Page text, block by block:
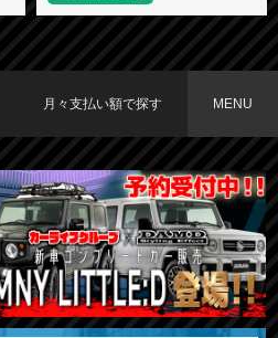
探す
で探す
月々支払い額で探す
〜19,999円
20,000円〜29,999円
30,000円〜39,999円
40,000円〜49,999円
50,000円〜
MENU